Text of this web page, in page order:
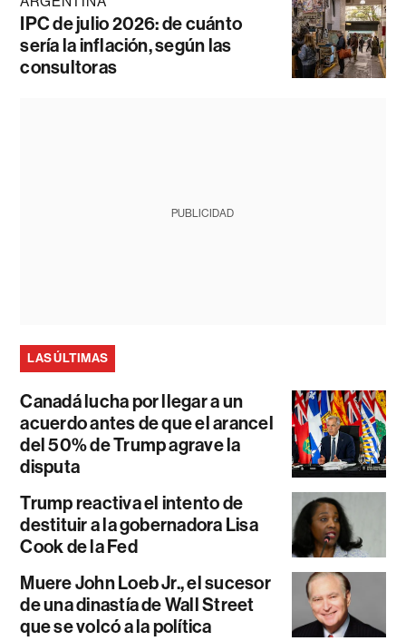
IPC de julio 2026: de cuánto
sería la inflación, según las
consultoras
PUBLICIDAD
LAS ÚLTIMAS
Canadá lucha por llegar a un
acuerdo antes de que el arancel
del 50% de Trump agrave la
disputa
Trump reactiva el intento de
destituir a la gobernadora Lisa
Cook de la Fed
Muere John Loeb Jr., el sucesor
de una dinastía de Wall Street
que se volcó a la política